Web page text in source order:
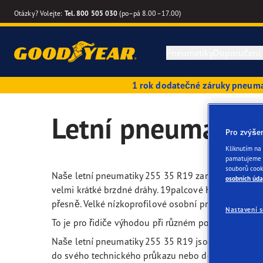
Otázky? Volejte: Tel. 800 505 030 (po–pá 8.00–17.00)
Celoroční pneumatiky
Zimní pneumatiky
Vyhledat podle velikosti pneumatiky
Hledat pneumatiky podle vozidla
Sezónní pneumatiky
Pneumatiky Run Flat
Příručka péče o pneumatiky
Tipy k pneumatikám pro SUV
Tipy
Technologie SoundComfort
Výrobci automobilů (OE)
Budoucnost elektrické mobility
1 rok dodatečné záruky
Letní
Naše letní pneumatiky 255 35 R19 zaručují
velmi krátké brzdné dráhy. 19palcové High-
přesně. Velké nízkoprofilové osobní pneumatiky
To je pro řidiče výhodou při různém počasí – jak
Naše letní pneumatiky 255 35 R19 jsou vhodné
do svého technického průkazu nebo do
Pro
Kliknutím na
pamatujeme
souborů
osobních
Nastavení